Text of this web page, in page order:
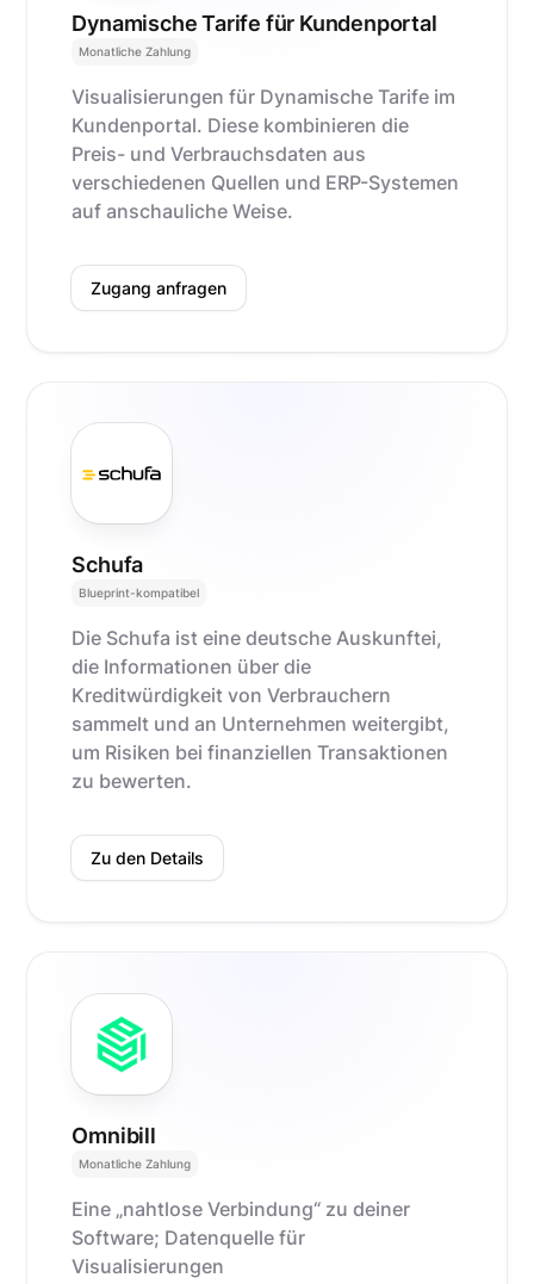
Dynamische Tarife für Kundenportal
Monatliche Zahlung
Visualisierungen für Dynamische Tarife im
Kundenportal. Diese kombinieren die
Preis- und Verbrauchsdaten aus
verschiedenen Quellen und ERP-Systemen
auf anschauliche Weise.
Zugang anfragen
Schufa
Blueprint-kompatibel
Die Schufa ist eine deutsche Auskunftei,
die Informationen über die
Kreditwürdigkeit von Verbrauchern
sammelt und an Unternehmen weitergibt,
um Risiken bei finanziellen Transaktionen
zu bewerten.
Zu den Details
Omnibill
Monatliche Zahlung
Eine „nahtlose Verbindung“ zu deiner
Software; Datenquelle für
Visualisierungen